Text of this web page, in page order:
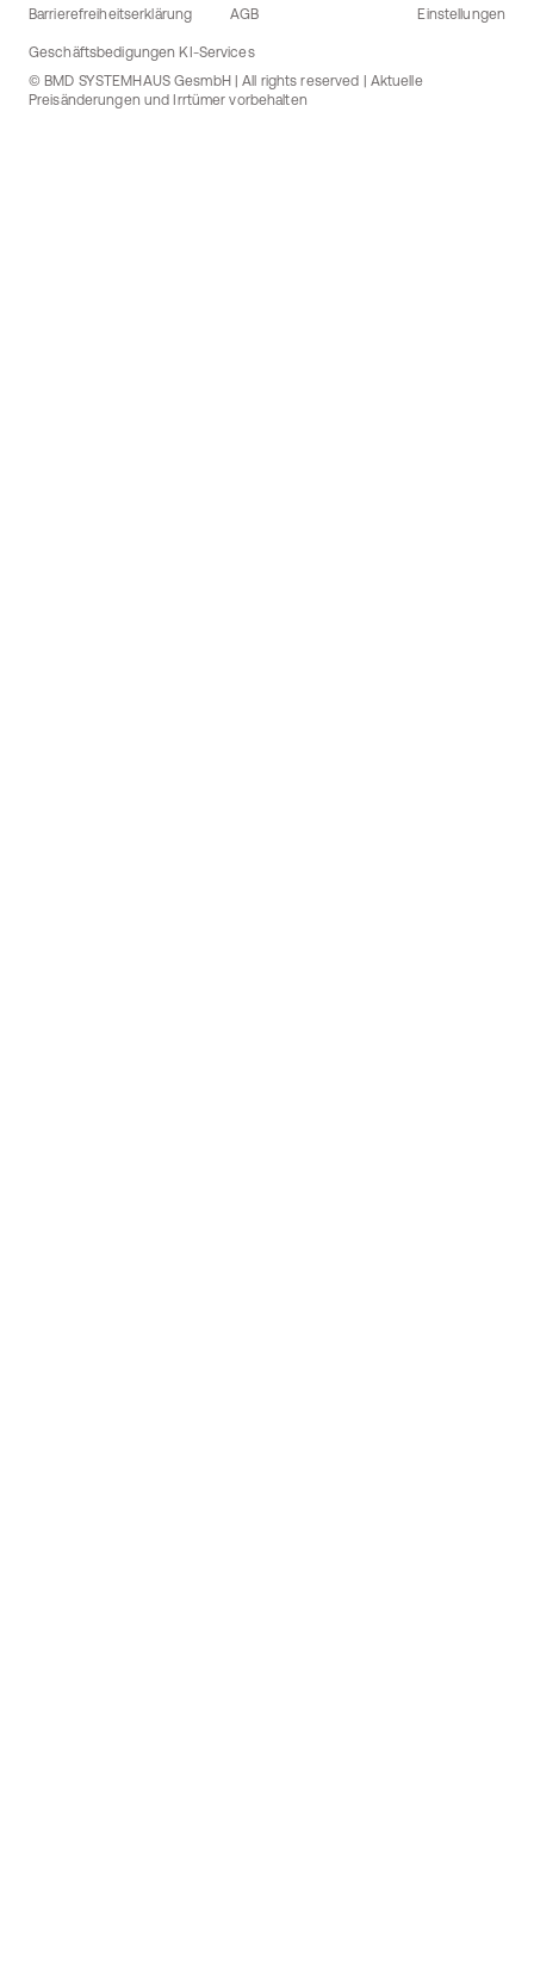
Barrierefreiheitserklärung AGB
Geschäftsbedigungen KI-Services
Einstellungen
© BMD SYSTEMHAUS GesmbH | All rights reserved | Aktuelle
Preisänderungen und Irrtümer vorbehalten